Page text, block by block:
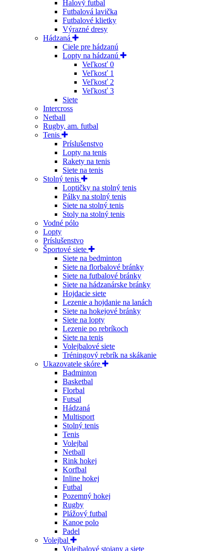
Halový futbal
Futbalová lavička
Futbalové klietky
Výrazné dresy
Hádzaná
Ciele pre hádzanú
Lopty na hádzanú
Veľkosť 0
Veľkosť 1
Veľkosť 2
Veľkosť 3
Siete
Intercross
Netball
Rugby, am. futbal
Tenis
Príslušenstvo
Lopty na tenis
Rakety na tenis
Siete na tenis
Stolný tenis
Loptičky na stolný tenis
Pálky na stolný tenis
Siete na stolný tenis
Stoly na stolný tenis
Vodné pólo
Lopty
Príslušenstvo
Športové siete
Siete na bedminton
Siete na florbalové bránky
Siete na futbalové bránky
Siete na hádzanárske bránky
Hojdacie siete
Lezenie a hojdanie na lanách
Siete na hokejové bránky
Siete na lopty
Lezenie po rebríkoch
Siete na tenis
Volejbalové siete
Tréningový rebrík na skákanie
Ukazovatele skóre
Badminton
Basketbal
Florbal
Futsal
Hádzaná
Multisport
Stolný tenis
Tenis
Volejbal
Netball
Rink hokej
Korfbal
Inline hokej
Futbal
Pozemný hokej
Rugby
Plážový futbal
Kanoe polo
Padel
Volejbal
Volejbalové stojany a siete